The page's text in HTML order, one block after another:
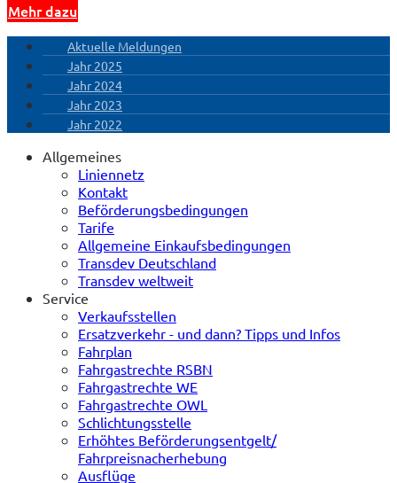
Mehr dazu
Aktuelle Meldungen
Jahr 2025
Jahr 2024
Jahr 2023
Jahr 2022
Allgemeines
Liniennetz
Kontakt
Beförderungsbedingungen
Tarife
Allgemeine Einkaufsbedingungen
Transdev Deutschland
Transdev weltweit
Service
Verkaufsstellen
Ersatzverkehr - und dann? Tipps und Infos
Fahrplan
Fahrgastrechte RSBN
Fahrgastrechte WE
Fahrgastrechte OWL
Schlichtungsstelle
Erhöhtes Beförderungsentgelt/
Fahrpreisnacherhebung
Ausflüge